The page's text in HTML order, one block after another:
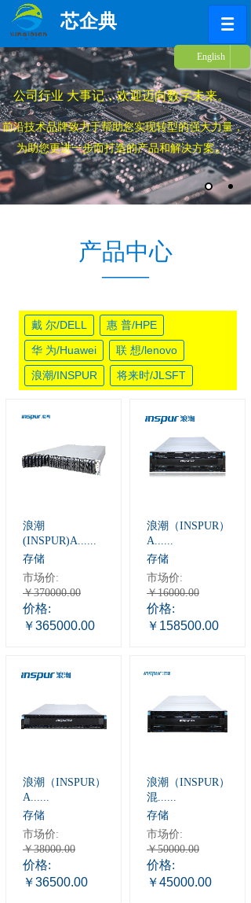
芯企典
English
简体中文
公司行业 大事记，欢迎迈向数字未来。
前沿技术品牌致力于帮助您实现转型的强大力量，
为助您更进一步而打造的产品和解决方案。
产品中心
——
戴 尔/DELL
惠 普/HPE
华 为/Huawei
联 想/lenovo
浪潮/INSPUR
将来时/JLSFT
浪潮
(INSPUR)A......
存储
市场价:
￥370000.00
价格:
￥365000.00
浪潮（INSPUR）
A......
存储
市场价:
￥16000.00
价格:
￥158500.00
浪潮（INSPUR）
A......
存储
市场价:
￥38000.00
价格:
￥36500.00
浪潮（INSPUR）
混......
存储
市场价:
￥50000.00
价格:
￥45000.00